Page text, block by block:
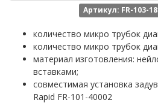
Артикул: FR-103-
количество микро трубок
количество микро трубок
материал изготовления:
вставками;
совместимая установка
Rapid FR-101-40002